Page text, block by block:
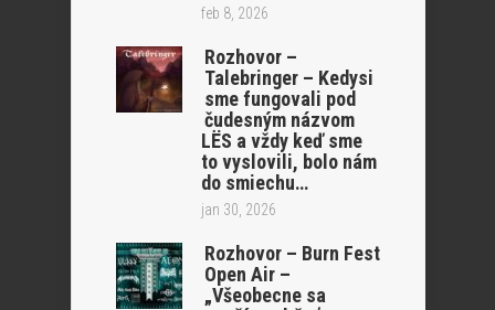
feb 8, 2026
Rozhovor –
Talebringer – Kedysi
sme fungovali pod
čudesným názvom
LËS a vždy keď sme
to vyslovili, bolo nám
do smiechu…
jan 30, 2026
Rozhovor – Burn Fest
Open Air –
„Všeobecne sa